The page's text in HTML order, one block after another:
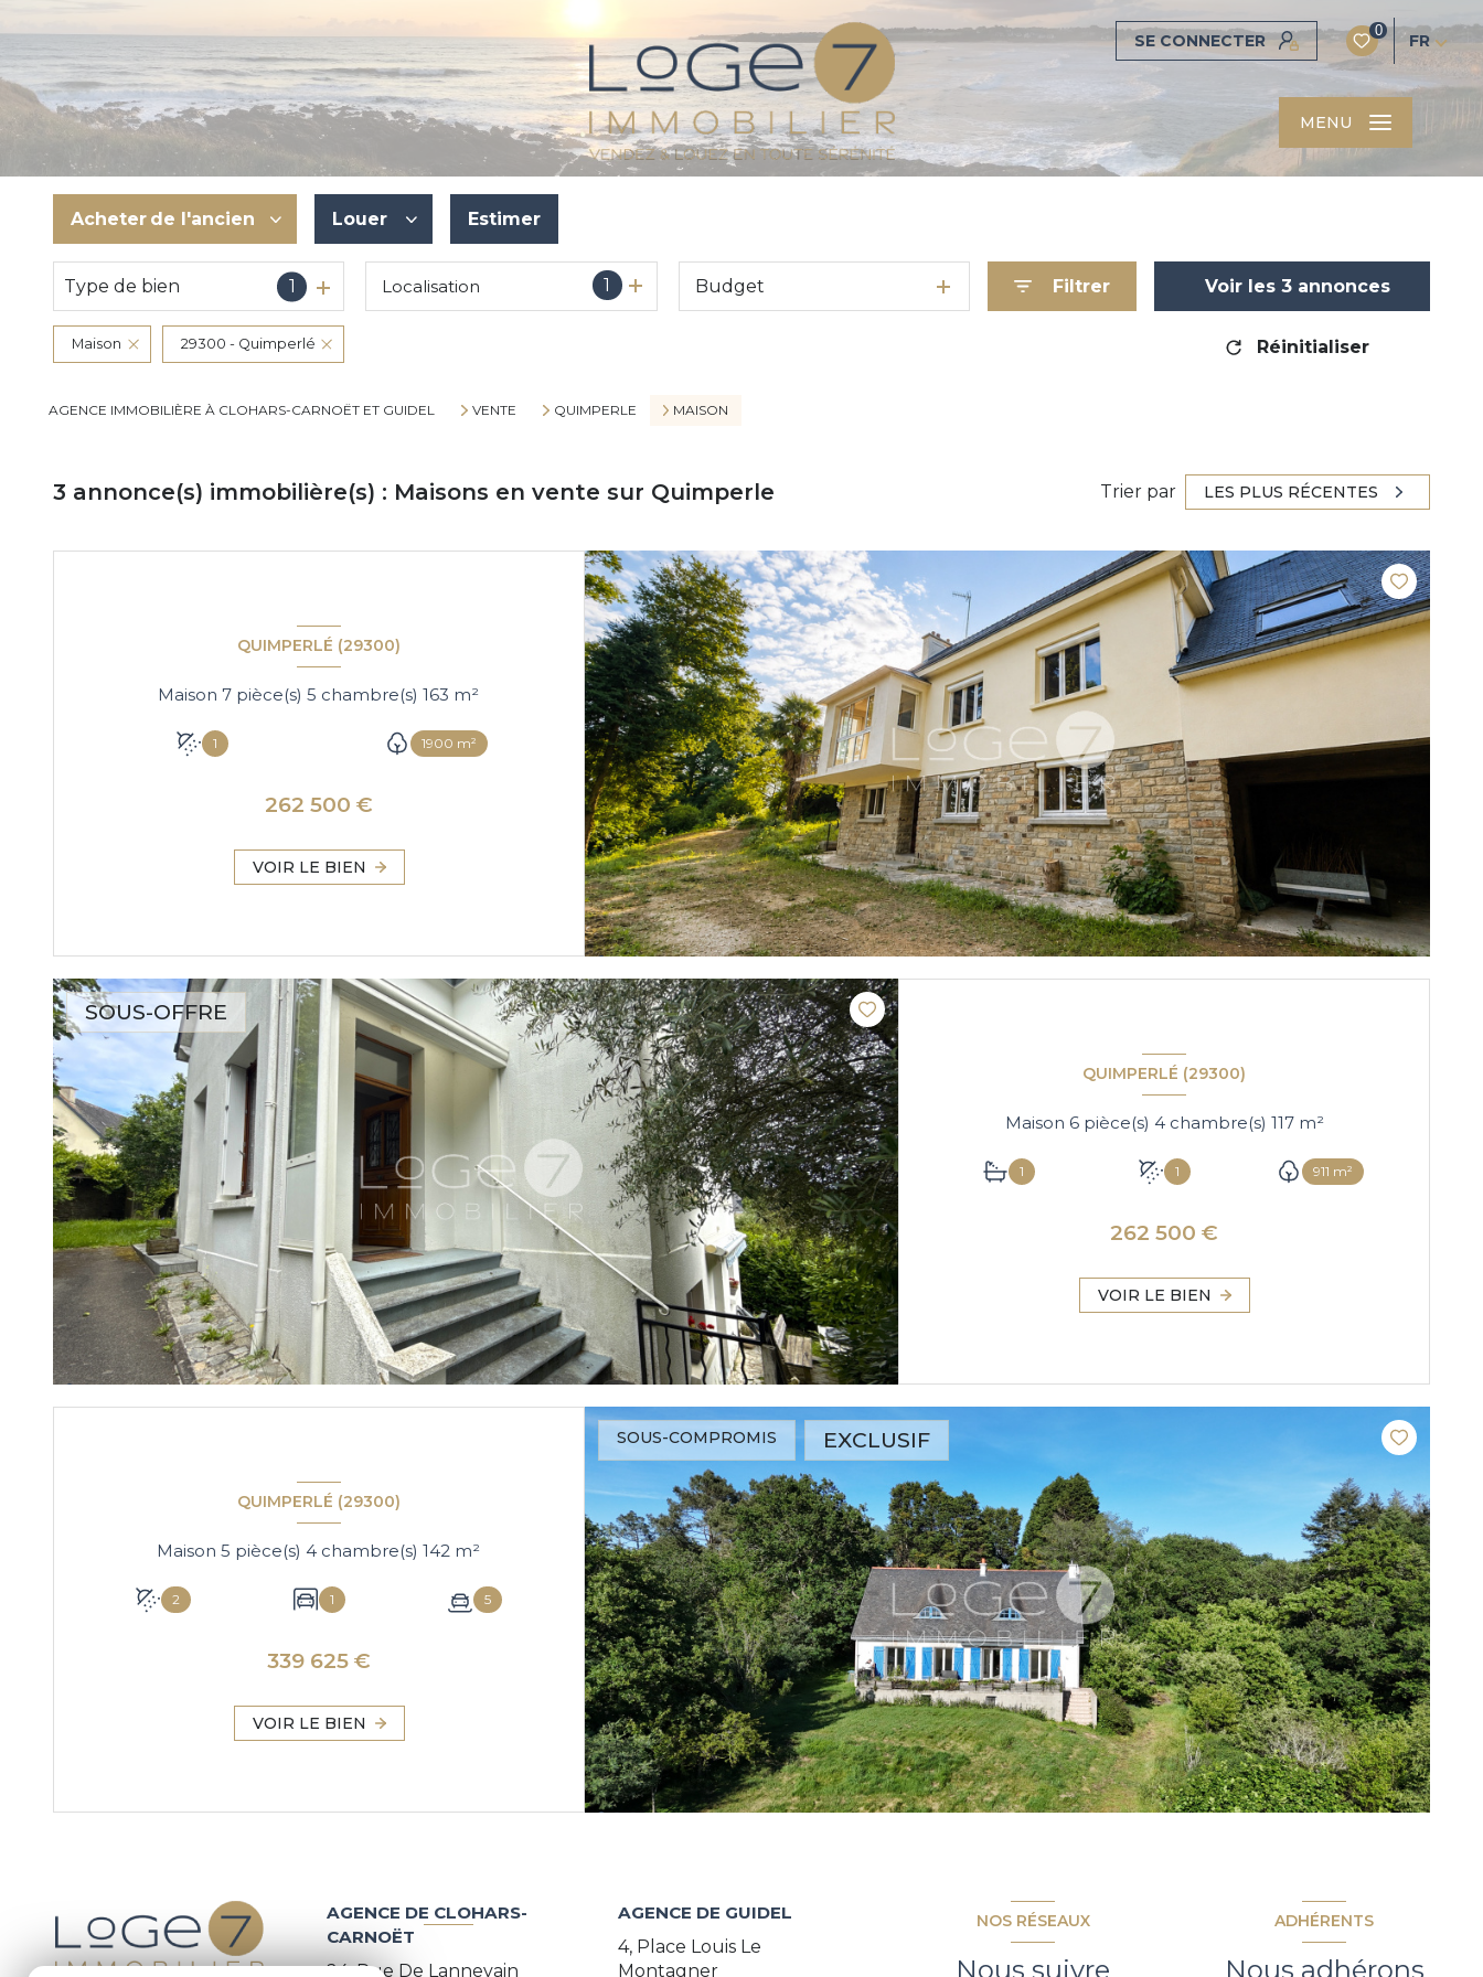
SE CONNECTER
0
FR
MENU
Acheter de l'ancien
De l'ancien
Du neuf
De l'immo pro
Louer
à l'année
Estimer
Type de bien 1 1
Localisation Budget Filtrer Voir les 3 annonces
Maison 29300 - Quimperlé Réinitialiser
AGENCE IMMOBILIÈRE À CLOHARS-CARNOËT ET GUIDEL VENTE QUIMPERLE MAISON
3 annonce(s) immobilière(s) : Maisons en vente sur Quimperle Trier par LES PLUS RÉCENTES
QUIMPERLÉ (29300)
Maison 7 pièce(s) 5 chambre(s) 163 m²
1 1900 m²
262 500 €
VOIR LE BIEN
SOUS-OFFRE
QUIMPERLÉ (29300)
Maison 6 pièce(s) 4 chambre(s) 117 m²
1 1 911 m²
262 500 €
VOIR LE BIEN
SOUS-COMPROMIS EXCLUSIF
QUIMPERLÉ (29300)
Maison 5 pièce(s) 4 chambre(s) 142 m²
2 1 5
339 625 €
VOIR LE BIEN
AGENCE DE CLOHARS-
CARNOËT
24, Rue De Lannevain
AGENCE DE GUIDEL
4, Place Louis Le
Montagner
NOS RÉSEAUX
Nous suivre
ADHÉRENTS
Nous adhérons